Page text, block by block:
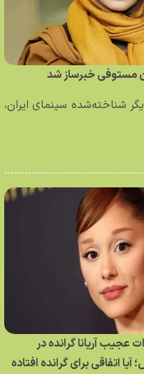
مستوفی خبرساز شد
شناخته‌شده سینمای ایران،
عجیب آریانا گرانده در
اتفاقی برای گرانده افتاده